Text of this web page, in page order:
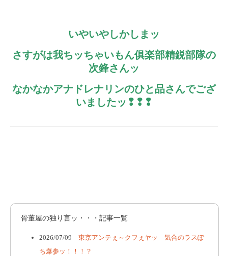
いやいやしかしまッ
さすがは我ちッちゃいもん俱楽部精鋭部隊の
次鋒さんッ
なかなかアナドレナリンのひと品さんでござ
いましたッ❢❢❢
骨董屋の独り言ッ・・・記事一覧
2026/07/09 東京アンテぇ～クフぇヤッ 気合のラスぽ
ち爆参ッ！！！？